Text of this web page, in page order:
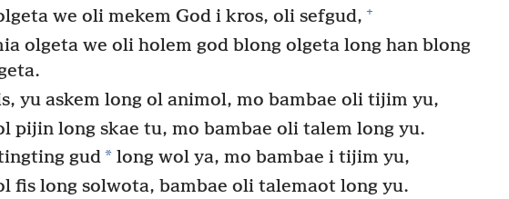
we oli mekem God i kros, oli sefgud, +
olgeta we oli holem god blong olgeta long han blong
yu askem long ol animol, mo bambae oli tijim yu,
pijin long skae tu, mo bambae oli talem long yu.
gud*long wol ya, mo bambae i tijim yu,
fis long solwota, bambae oli talemaot long yu.